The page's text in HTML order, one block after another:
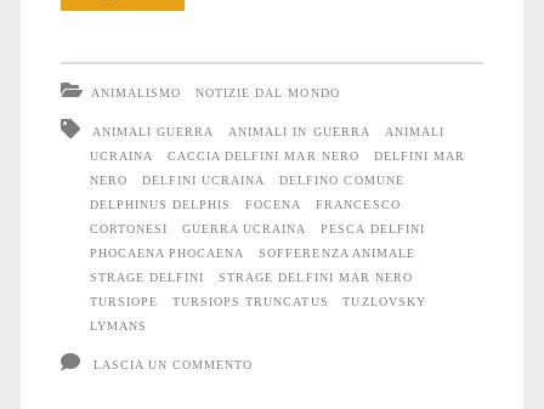
la
guerra
#
13
ANIMALISMO NOTIZIE DAL MONDO
ANIMALI GUERRA ANIMALI IN GUERRA
ANIMALI
UCRAINA
CACCIA DELFINI MAR NERO
DELFINI MAR
NERO
DELFINI UCRAINA
DELFINO COMUNE
DELPHINUS DELPHIS
FOCENA
FRANCESCO
CORTONESI
GUERRA UCRAINA
PESCA DELFINI
PHOCAENA PHOCAENA
SOFFERENZA ANIMALE
STRAGE DELFINI
STRAGE DELFINI MAR NERO
TURSIOPE
TURSIOPS TRUNCATUS
TUZLOVSKY
LYMANS
LASCIA UN COMMENTO